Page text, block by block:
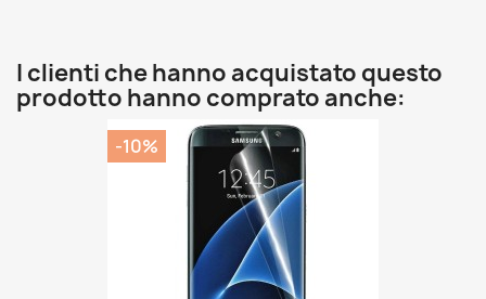
I clienti che hanno acquistato questo
prodotto hanno comprato anche:
-10%